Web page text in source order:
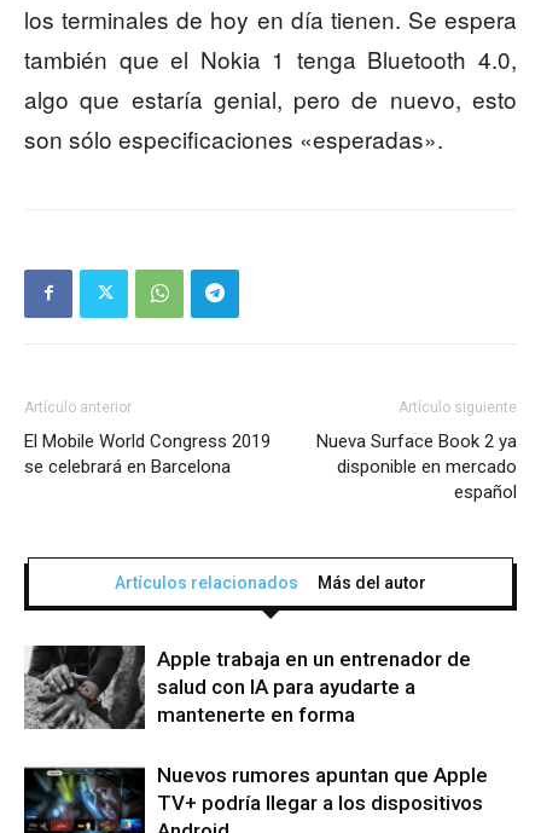
los terminales de hoy en día tienen. Se espera
también que el Nokia 1 tenga Bluetooth 4.0,
algo que estaría genial, pero de nuevo, esto
son sólo especificaciones «esperadas».
Artículo anterior
El Mobile World Congress 2019
se celebrará en Barcelona
Artículo siguiente
Nueva Surface Book 2 ya
disponible en mercado
español
Artículos relacionados Más del autor
Apple trabaja en un entrenador de
salud con IA para ayudarte a
mantenerte en forma
Nuevos rumores apuntan que Apple
TV+ podría llegar a los dispositivos